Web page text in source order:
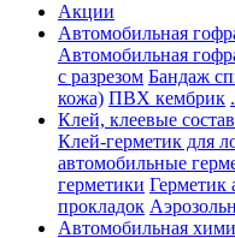
Акции
Автомобильная
Автомобильная
с разрезом Бандаж
кожа) ПВХ кембрик
Клей, клеевые
Клей-герметик для
автомобильные
герметики Герметик
прокладок
Автомобильная